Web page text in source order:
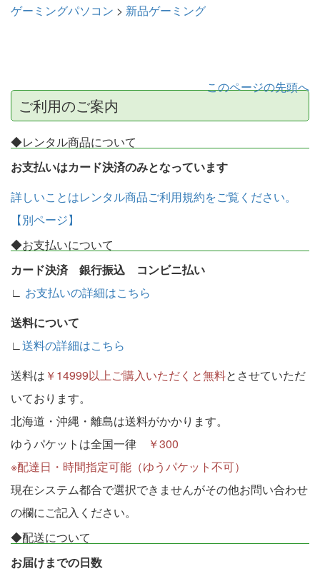
ゲーミングパソコン > 新品ゲーミング
このページの先頭へ
ご利用のご案内
◆レンタル商品について
お支払いはカード決済のみとなっています
詳しいことはレンタル商品ご利用規約をご覧ください。
【別ページ】
◆お支払いについて
カード決済 銀行振込 コンビニ払い
∟ お支払いの詳細はこちら
送料について
∟ 送料の詳細はこちら
送料は ￥14999以上ご購入いただくと無料とさせていただ
いております。
北海道・沖縄・離島は送料がかかります。
ゆうパケットは全国一律
￥300
※配達日・時間指定可能（ゆうパケット不可）
現在システム都合で選択できませんがその他お問い合わせ
の欄にご記入ください。
◆配送について
お届けまでの日数